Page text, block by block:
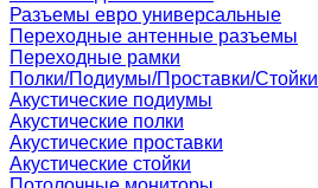
Разъемы евро универсальные
Переходные антенные разъемы
Переходные рамки
Полки/Подиумы/Проставки/Стойки
Акустические подиумы
Акустические полки
Акустические проставки
Акустические стойки